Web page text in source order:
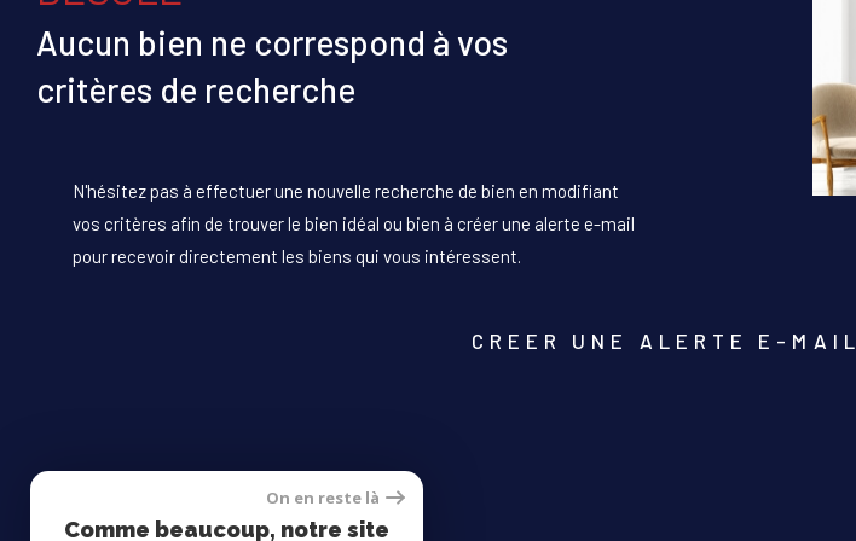
Aucun bien ne correspond à vos
critères de recherche
N'hésitez pas à effectuer une nouvelle recherche de bien en modifiant
vos critères afin de trouver le bien idéal ou bien à créer une alerte e-mail
pour recevoir directement les biens qui vous intéressent.
CREER UNE ALERTE E-MAIL
On en reste là
Comme beaucoup, notre site